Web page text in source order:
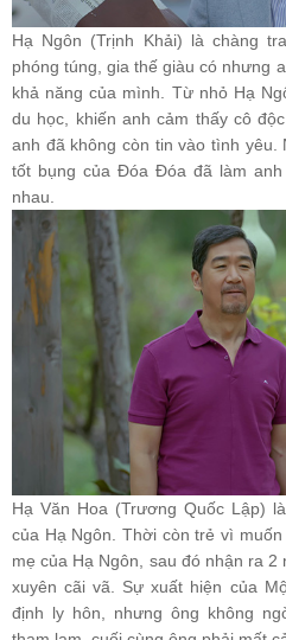
Hạ Ngôn (Trịnh Khải) là chàng
phóng túng, gia thế giàu có nhưng
khả năng của mình. Từ nhỏ Hạ
du học, khiến anh cảm thấy cô
anh đã không còn tin vào tình
tốt bụng của Đóa Đóa đã làm
nhau.
Hạ Văn Hoa (Trương Quốc Lập)
của Hạ Ngôn. Thời còn trẻ vì
mẹ của Hạ Ngôn, sau đó nhận ra
xuyên cãi vã. Sự xuất hiện của
định ly hôn, nhưng ông không